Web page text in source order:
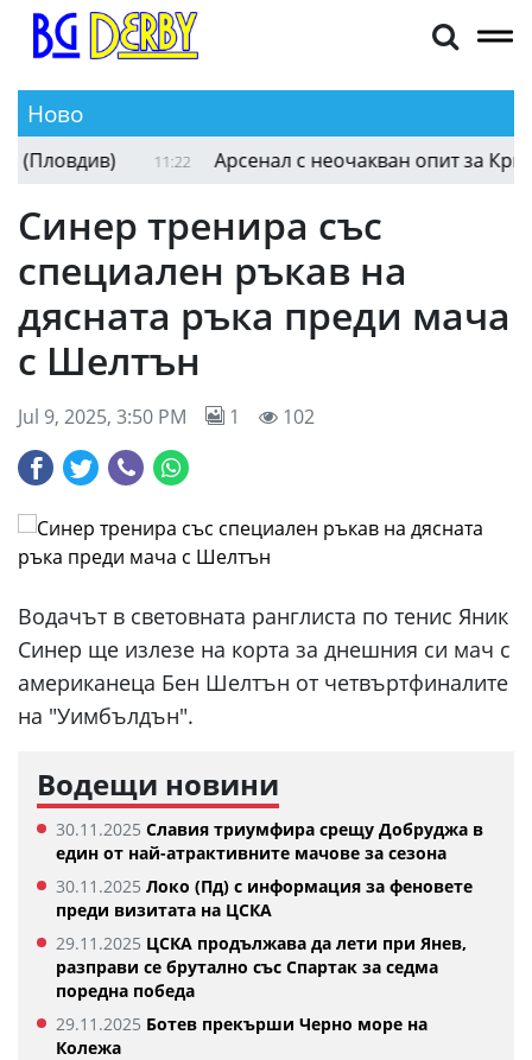
Ново
11:22 Aрсенал с неочакван опит за
Синер тренира със
специален ръкав на
дясната ръка преди мача
с Шелтън
Jul 9, 2025, 3:50 PM 1 102
Водачът в световната ранглиста по тенис Яник
Синер ще излезе на корта за днешния си мач с
американеца Бен Шелтън от четвъртфиналите
на "Уимбълдън".
Водещи новини
30.11.2025 Славия триумфира срещу Добруджа в
един от най-атрактивните мачове за сезона
30.11.2025 Локо (Пд) с информация за феновете
преди визитата на ЦСКА
29.11.2025 ЦСКА продължава да лети при Янев,
разправи се брутално със Спартак за седма
поредна победа
29.11.2025 Ботев прекърши Черно море на
Колежа